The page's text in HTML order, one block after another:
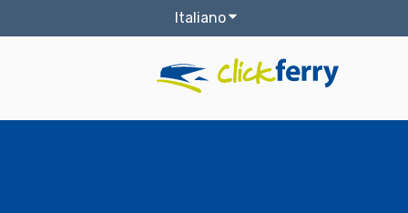
ItalianoMostra sottomenu per le